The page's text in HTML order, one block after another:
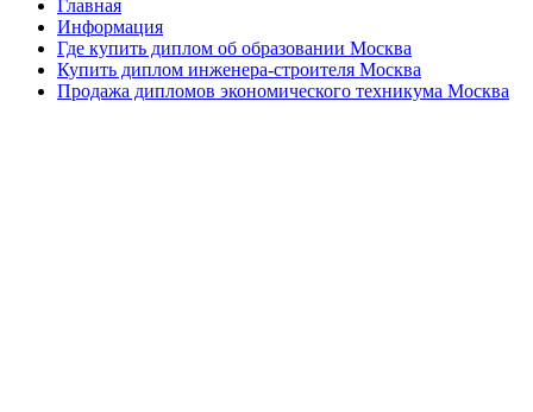
Главная
Информация
Где купить диплом об образовании Москва
Купить диплом инженера-строителя Москва
Продажа дипломов экономического техникума Москва